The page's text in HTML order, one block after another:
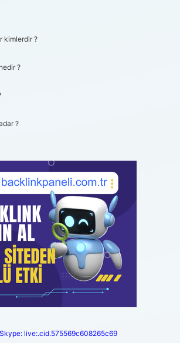
kimlerdir ?
?
?
Skype: live:.cid.575569c608265c69